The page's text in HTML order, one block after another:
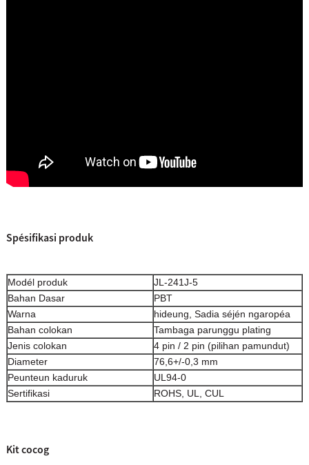
Spésifikasi produk
Modél produk
JL-241J-5
Bahan Dasar
PBT
Warna
hideung, Sadia séjén ngaropéa
Bahan colokan
Tambaga parunggu plating
Jenis colokan
4 pin / 2 pin (pilihan pamundut)
Diameter
76,6+/-0,3 mm
Peunteun kaduruk
UL94-0
Sertifikasi
ROHS, UL, CUL
Kit cocog